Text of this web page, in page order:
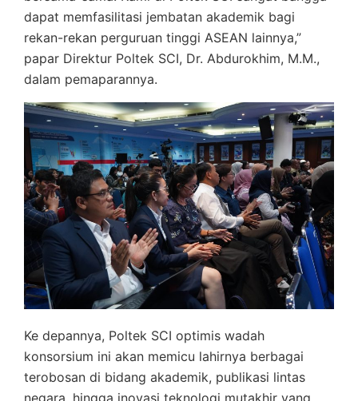
dapat memfasilitasi jembatan akademik bagi
rekan-rekan perguruan tinggi ASEAN lainnya,”
papar Direktur Poltek SCI, Dr. Abdurokhim, M.M.,
dalam pemaparannya.
Ke depannya, Poltek SCI optimis wadah
konsorsium ini akan memicu lahirnya berbagai
terobosan di bidang akademik, publikasi lintas
negara, hingga inovasi teknologi mutakhir yang